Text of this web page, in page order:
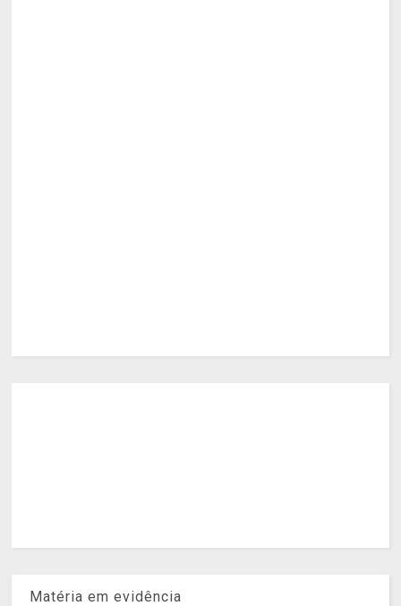
Matéria em evidência